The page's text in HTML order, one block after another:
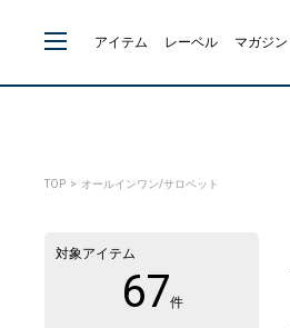
アイテム レーベル マガジン
TOP > オールインワン/サロペット
対象アイテム
67件